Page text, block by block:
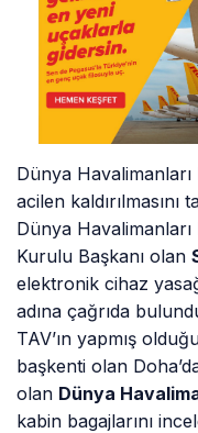
Dünya
acilen kaldırılmasını
Dünya
Kurulu Başkanı olan
elektronik cihaz
adına çağrıda
TAV’ın yapmış
başkenti olan
olan Dünya
kabin bagajlarını